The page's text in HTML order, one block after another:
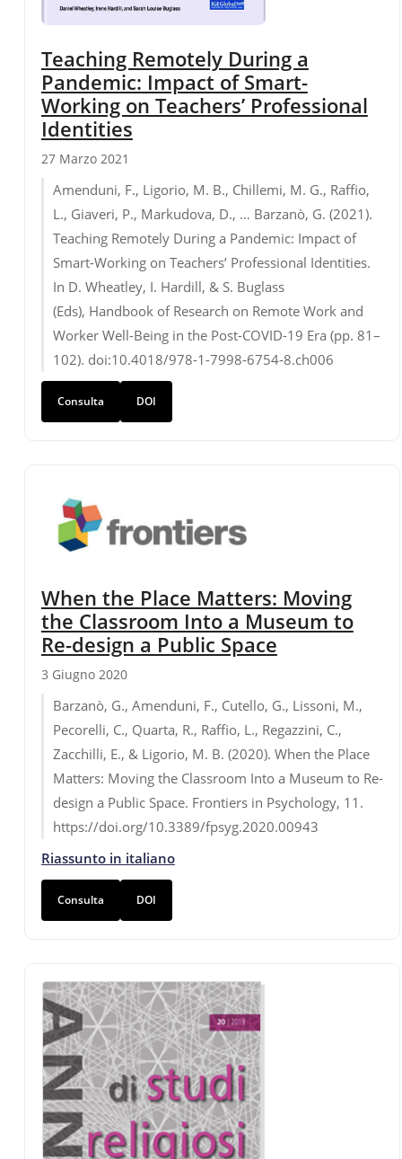
Teaching Remotely During a
Pandemic: Impact of Smart-
Working on Teachers’ Professional
Identities
27 Marzo 2021
Amenduni, F., Ligorio, M. B., Chillemi, M. G., Raffio,
L., Giaveri, P., Markudova, D., … Barzanò, G. (2021).
Teaching Remotely During a Pandemic: Impact of
Smart-Working on Teachers’ Professional Identities.
In D. Wheatley, I. Hardill, & S. Buglass
(Eds), Handbook of Research on Remote Work and
Worker Well-Being in the Post-COVID-19 Era (pp. 81–
102). doi:10.4018/978-1-7998-6754-8.ch006
Consulta DOI
When the Place Matters: Moving
the Classroom Into a Museum to
Re-design a Public Space
3 Giugno 2020
Barzanò, G., Amenduni, F., Cutello, G., Lissoni, M.,
Pecorelli, C., Quarta, R., Raffio, L., Regazzini, C.,
Zacchilli, E., & Ligorio, M. B. (2020). When the Place
Matters: Moving the Classroom Into a Museum to Re-
design a Public Space. Frontiers in Psychology, 11.
https://doi.org/10.3389/fpsyg.2020.00943
Riassunto in italiano
Consulta DOI